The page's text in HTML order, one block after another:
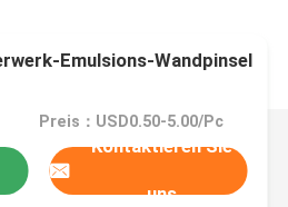
Emulsions-Wandpinsel
Preis：USD0.50-5.00/Pc
Kontaktieren Sie
uns